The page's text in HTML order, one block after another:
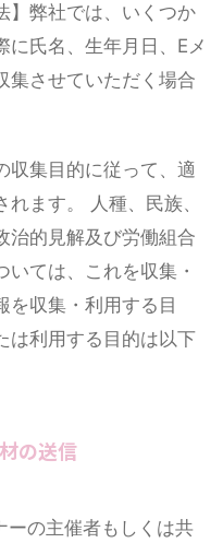
】弊社では、いくつか
に氏名、生年月日、Eメ
集させていただく場合
収集目的に従って、適
ます。 人種、民族、
治的見解及び労働組合
ては、これを収集・
を収集・利用する目
は利用する目的は以下
の送信
ーの主催者もしくは共